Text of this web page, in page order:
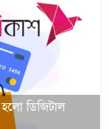
ডিজিটাল